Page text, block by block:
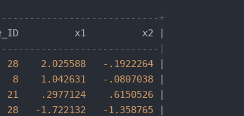
+
x1          x2 |
|
28 2.025588 -.1922264
8 1.042631 -.0807038
21 .2977124 .6150526
28 -1.722132 -1.358765